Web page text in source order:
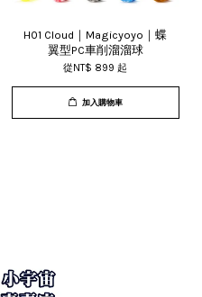
H01 Cloud｜Magicyoyo｜蝶
翼型PC車削溜溜球
從NT$ 899起
加入購物車